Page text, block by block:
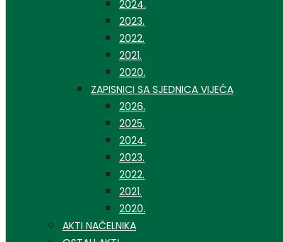
2024.
2023.
2022.
2021.
2020.
ZAPISNICI SA SJEDNICA VIJEĆA
2026.
2025.
2024.
2023.
2022.
2021.
2020.
AKTI NAČELNIKA